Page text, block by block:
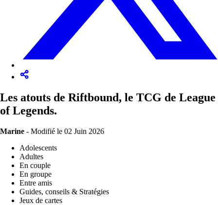
Les atouts de Riftbound, le TCG de League
of Legends.
Marine - Modifié le 02 Juin 2026
Adolescents
Adultes
En couple
En groupe
Entre amis
Guides, conseils & Stratégies
Jeux de cartes